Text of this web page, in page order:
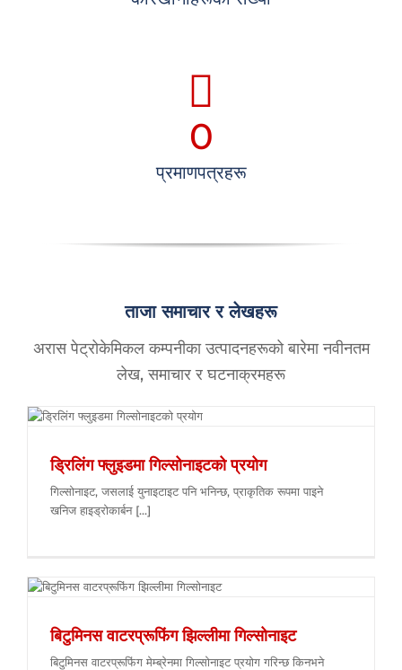
0
प्रमाणपत्रहरू
ताजा समाचार र लेखहरू
अरास पेट्रोकेमिकल कम्पनीका उत्पादनहरूको बारेमा नवीनतम
लेख, समाचार र घटनाक्रमहरू
ड्रिलिंग फ्लुइडमा गिल्सोनाइटको प्रयोग
गिल्सोनाइट, जसलाई युनाइटाइट पनि भनिन्छ, प्राकृतिक रूपमा पाइने
खनिज हाइड्रोकार्बन [...]
बिटुमिनस वाटरप्रूफिंग झिल्लीमा गिल्सोनाइट
बिटुमिनस वाटरप्रूफिंग मेम्ब्रेनमा गिल्सोनाइट प्रयोग गरिन्छ किनभने